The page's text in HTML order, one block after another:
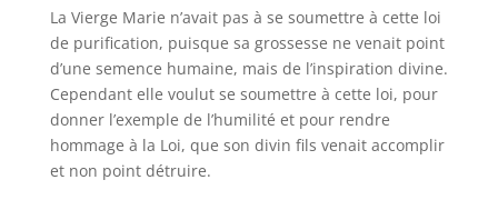
La Vierge Marie n’avait pas à se soumettre à cette loi
de purification, puisque sa grossesse ne venait point
d’une semence humaine, mais de l’inspiration divine.
Cependant elle voulut se soumettre à cette loi, pour
donner l’exemple de l’humilité et pour rendre
hommage à la Loi, que son divin fils venait accomplir
et non point détruire.